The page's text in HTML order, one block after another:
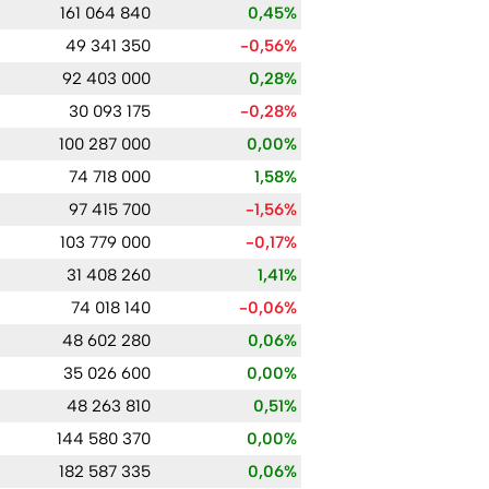
161 064 840
0,45%
49 341 350
-0,56%
92 403 000
0,28%
30 093 175
-0,28%
100 287 000
0,00%
74 718 000
1,58%
97 415 700
-1,56%
103 779 000
-0,17%
31 408 260
1,41%
74 018 140
-0,06%
48 602 280
0,06%
35 026 600
0,00%
48 263 810
0,51%
144 580 370
0,00%
182 587 335
0,06%